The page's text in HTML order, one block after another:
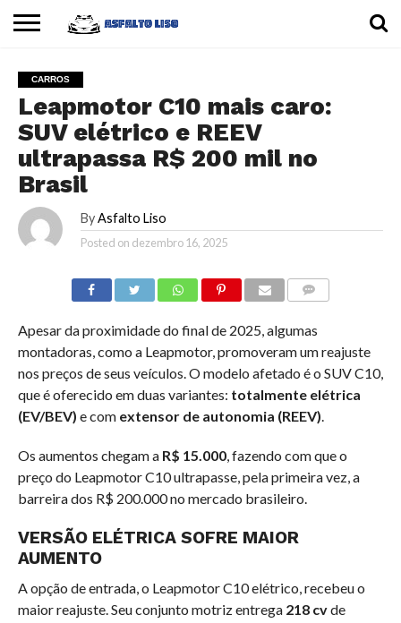
CARROS
MOTOS
DICAS
CARROS
Leapmotor C10 mais caro:
SUV elétrico e REEV
ultrapassa R$ 200 mil no
Brasil
By Asfalto Liso
Posted on dezembro 16, 2025
Apesar da proximidade do final de 2025, algumas
montadoras, como a Leapmotor, promoveram um reajuste
nos preços de seus veículos. O modelo afetado é o SUV C10,
que é oferecido em duas variantes: totalmente elétrica
(EV/BEV) e com extensor de autonomia (REEV).
Os aumentos chegam a R$ 15.000, fazendo com que o
preço do Leapmotor C10 ultrapasse, pela primeira vez, a
barreira dos R$ 200.000 no mercado brasileiro.
VERSÃO ELÉTRICA SOFRE MAIOR
AUMENTO
A opção de entrada, o Leapmotor C10 elétrico, recebeu o
maior reajuste. Seu conjunto motriz entrega 218 cvde